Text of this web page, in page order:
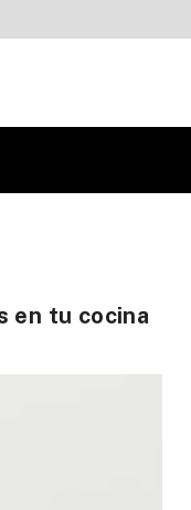
en tu cocina